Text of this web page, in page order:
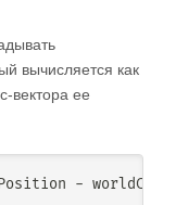
вычисляется как
вектора ее
-